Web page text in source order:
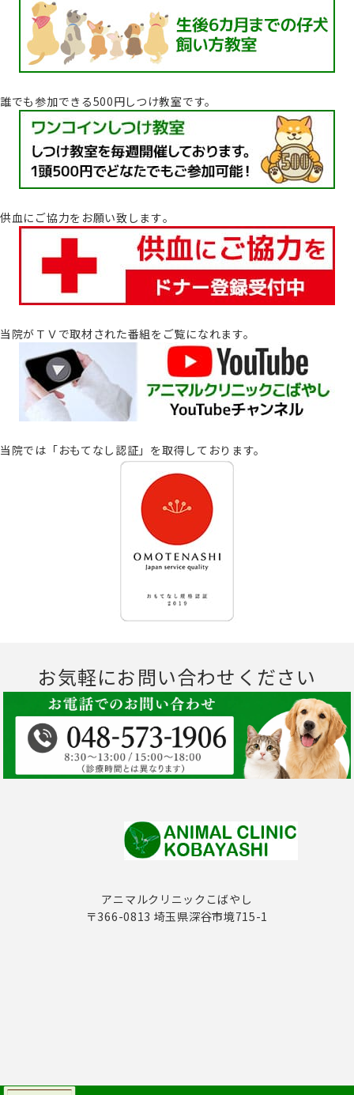
誰でも参加できる500円しつけ教室です。
供血にご協力をお願い致します｡
当院がＴＶで取材された番組をご覧になれます。
当院では「おもてなし認証」を取得しております。
お気軽にお問い合わせください
アニマルクリニックこばやし
〒366-0813 埼玉県深谷市境715-1